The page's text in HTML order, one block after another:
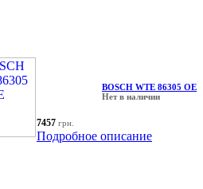
BOSCH WTE 86305 OE
Нет в наличии
7457 грн.
Подробное описание